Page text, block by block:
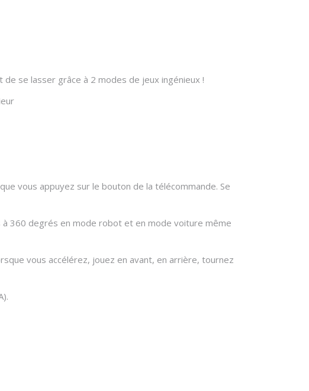
se lasser grâce à 2 modes de jeux ingénieux !
vous appuyez sur le bouton de la télécommande. Se
360 degrés en mode robot et en mode voiture même
vous accélérez, jouez en avant, en arrière, tournez